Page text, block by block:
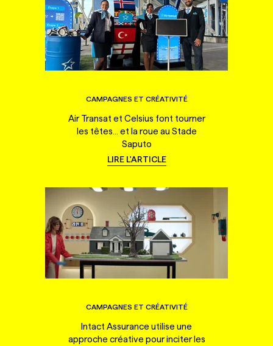
CAMPAGNES ET CRÉATIVITÉ
Air Transat et Celsius font tourner
les têtes... et la roue au Stade
Saputo
LIRE L'ARTICLE
CAMPAGNES ET CRÉATIVITÉ
Intact Assurance utilise une
approche créative pour inciter les